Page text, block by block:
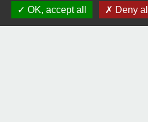
OK, accept all
Deny